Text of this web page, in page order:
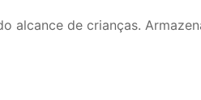
alcance de crianças.